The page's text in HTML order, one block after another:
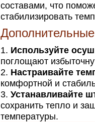
составами, что
стабилизировать
Используйте
поглощают
Настраивайте
комфортной и
Устанавливайте
сохранить тепло и
температуры.